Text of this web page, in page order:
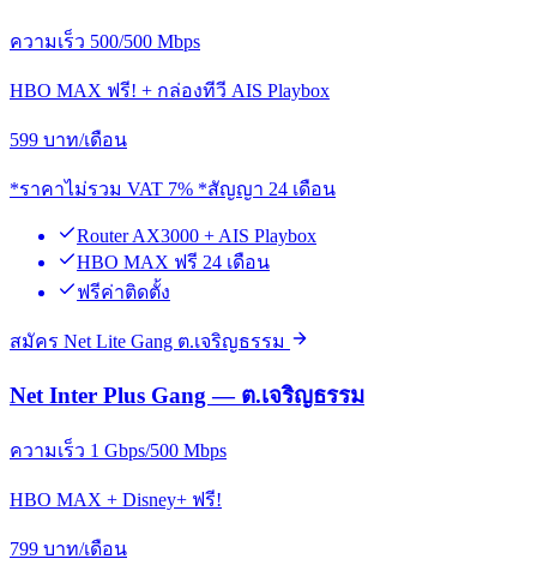
ความเร็ว 500/500 Mbps
HBO MAX ฟรี! + กล่องทีวี AIS Playbox
599 บาท/เดือน
*ราคาไม่รวม VAT 7% *สัญญา 24 เดือน
Router AX3000 + AIS Playbox
HBO MAX ฟรี 24 เดือน
ฟรีค่าติดตั้ง
สมัคร Net Lite Gang ต.เจริญธรรม
Net Inter Plus Gang — ต.เจริญธรรม
ความเร็ว 1 Gbps/500 Mbps
HBO MAX + Disney+ ฟรี!
799 บาท/เดือน